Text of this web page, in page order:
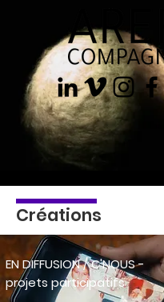
Créations
EN DIFFUSION / C'NOUS -
projets participatifs